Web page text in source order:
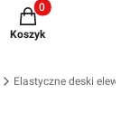
Produkty w
Koszyk
Elastyczne deski